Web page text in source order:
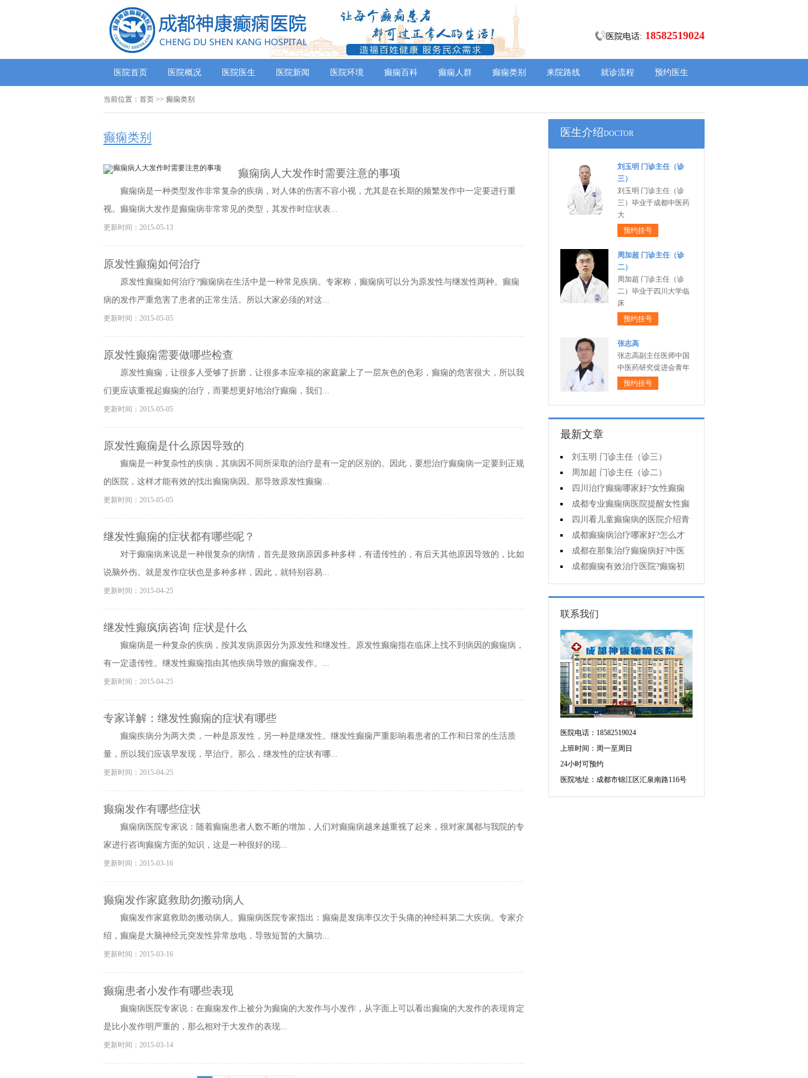
医院电话: 18582519024
医院首页 医院概况 医院医生 医院新闻 医院环境 癫痫百科 癫痫人群 癫痫类别 来院路线 就诊流程 预约医生
当前位置： 首页 >> 癫痫类别
癫痫类别
癫痫病人大发作时需要注意的事项
癫痫病是一种类型发作非常复杂的疾病，对人体的伤害不容小视，尤其是在长期的频繁发作中一定要进行重
视。癫痫病大发作是癫痫病非常常见的类型，其发作时症状表...
更新时间：2015-05-13
原发性癫痫如何治疗
原发性癫痫如何治疗?癫痫病在生活中是一种常见疾病。专家称，癫痫病可以分为原发性与继发性两种。癫痫
病的发作严重危害了患者的正常生活。所以大家必须的对这...
更新时间：2015-05-05
原发性癫痫需要做哪些检查
原发性癫痫，让很多人受够了折磨，让很多本应幸福的家庭蒙上了一层灰色的色彩，癫痫的危害很大，所以我
们更应该重视起癫痫的治疗，而要想更好地治疗癫痫，我们...
更新时间：2015-05-05
原发性癫痫是什么原因导致的
癫痫是一种复杂性的疾病，其病因不同所采取的治疗是有一定的区别的。因此，要想治疗癫痫病一定要到正规
的医院，这样才能有效的找出癫痫病因。那导致原发性癫痫...
更新时间：2015-05-05
继发性癫痫的症状都有哪些呢？
对于癫痫病来说是一种很复杂的病情，首先是致病原因多种多样，有遗传性的，有后天其他原因导致的，比如
说脑外伤。就是发作症状也是多种多样，因此，就特别容易...
更新时间：2015-04-25
继发性癫疯病咨询 症状是什么
癫痫病是一种复杂的疾病，按其发病原因分为原发性和继发性。原发性癫痫指在临床上找不到病因的癫痫病，
有一定遗传性。继发性癫痫指由其他疾病导致的癫痫发作。...
更新时间：2015-04-25
专家详解：继发性癫痫的症状有哪些
癫痫疾病分为两大类，一种是原发性，另一种是继发性。继发性癫痫严重影响着患者的工作和日常的生活质
量，所以我们应该早发现，早治疗。那么，继发性的症状有哪...
更新时间：2015-04-25
癫痫发作有哪些症状
癫痫病医院专家说：随着癫痫患者人数不断的增加，人们对癫痫病越来越重视了起来，很对家属都与我院的专
家进行咨询癫痫方面的知识，这是一种很好的现...
更新时间：2015-03-16
癫痫发作家庭救助勿搬动病人
癫痫发作家庭救助勿搬动病人。癫痫病医院专家指出：癫痫是发病率仅次于头痛的神经科第二大疾病。专家介
绍，癫痫是大脑神经元突发性异常放电，导致短暂的大脑功...
更新时间：2015-03-16
癫痫患者小发作有哪些表现
癫痫病医院专家说：在癫痫发作上被分为癫痫的大发作与小发作，从字面上可以看出癫痫的大发作的表现肯定
是比小发作明严重的，那么相对于大发作的表现...
更新时间：2015-03-14
医生介绍DOCTOR
刘玉明 门诊主任（诊
三）
刘玉明 门诊主任（诊
三）毕业于成都中医药
大
预约挂号
周加超 门诊主任（诊
二）
周加超 门诊主任（诊
二）毕业于四川大学临
床
预约挂号
张志高
张志高副主任医师中国
中医药研究促进会青年
预约挂号
最新文章
刘玉明 门诊主任（诊三）
周加超 门诊主任（诊二）
四川治疗癫痫哪家好?女性癫痫
怎么预防?
成都专业癫痫病医院提醒女性癫
痫患者在经期要注意什么?
四川看儿童癫痫病的医院介绍青
少年癫痫病的病因
成都癫痫病治疗哪家好?怎么才
能诊断孩子是不是得了癫痫?
成都在那集治疗癫痫病好?中医
治疗癫痫病好吗?
成都癫痫有效治疗医院?癫痫初
期怎么治疗?
联系我们
医院电话：18582519024
上班时间：周一至周日
24小时可预约
医院地址：成都市锦江区汇泉南路116号